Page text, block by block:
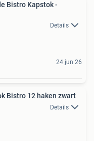
Bistro Kapstok -
Details
24 jun 26
Bistro 12 haken zwart
Details